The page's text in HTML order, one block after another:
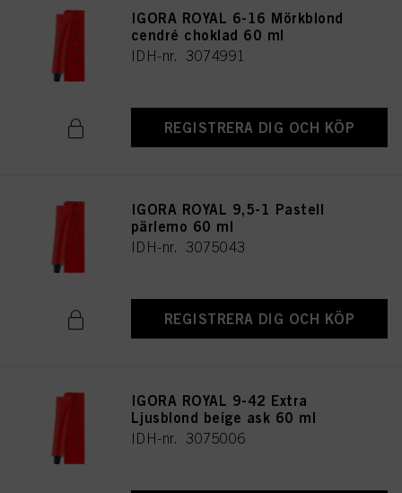
IGORA ROYAL 6-16 Mörkblond
cendré choklad 60 ml
IDH-nr. 3074991
REGISTRERA DIG OCH KÖP
IGORA ROYAL 9,5-1 Pastell
pärlemo 60 ml
IDH-nr. 3075043
REGISTRERA DIG OCH KÖP
IGORA ROYAL 9-42 Extra
Ljusblond beige ask 60 ml
IDH-nr. 3075006